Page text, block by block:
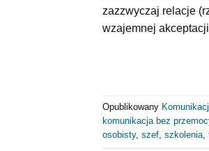
zazzwyczaj relacje
wzajemnej
Opublikowany
komunikacja bez
osobisty, szef, szkolenia,